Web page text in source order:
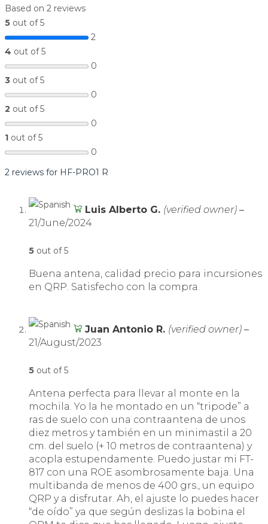
Based on 2 reviews
5 out of 5
2
4 out of 5
0
3 out of 5
0
2 out of 5
0
1 out of 5
0
2 reviews for HF-PRO1 R
Luis Alberto G. (verified owner) –
21/June/2024
5 out of 5
Buena antena, calidad precio para incursiones
en QRP. Satisfecho con la compra.
Juan Antonio R. (verified owner) –
21/August/2023
5 out of 5
Antena perfecta para llevar al monte en la
mochila. Yo la he montado en un “tripode” a
ras de suelo con una contraantena de unos
diez metros y también en un minimastil a 20
cm. del suelo (+ 10 metros de contraantena) y
acopla estupendamente. Puedo justar mi FT-
817 con una ROE asombrosamente baja. Una
multibanda de menos de 400 grs., un equipo
QRP y a disfrutar. Ah, el ajuste lo puedes hacer
“de oído” ya que según deslizas la bobina el